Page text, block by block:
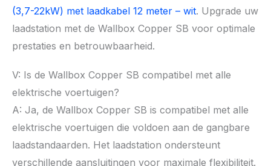
(3,7-22kW) met laadkabel 12 meter – wit. Upgrade uw
laadstation met de Wallbox Copper SB voor optimale
prestaties en betrouwbaarheid.
V: Is de Wallbox Copper SB compatibel met alle
elektrische voertuigen?
A: Ja, de Wallbox Copper SB is compatibel met alle
elektrische voertuigen die voldoen aan de gangbare
laadstandaarden. Het laadstation ondersteunt
verschillende aansluitingen voor maximale flexibiliteit.